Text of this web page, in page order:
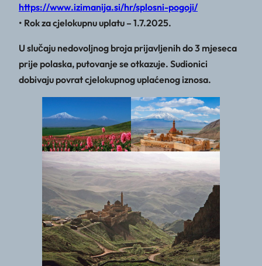
https://www.izimanija.si/hr/splosni-pogoji/
• Rok za cjelokupnu uplatu – 1.7.2025.
U slučaju nedovoljnog broja prijavljenih do 3 mjeseca
prije polaska, putovanje se otkazuje. Sudionici
dobivaju povrat cjelokupnog uplaćenog iznosa.